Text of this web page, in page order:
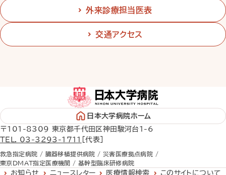
外来診療担当医表
交通アクセス
日本大学病院ホーム
〒101-8309 東京都千代田区神田駿河台1-6
TEL. 03-3293-1711
［代表］
救急指定病院 / 臓器移植提供病院 / 災害医療拠点病院 /
東京DMAT指定医療機関 / 基幹型臨床研修病院
お知らせ ニュースレター 医療情報検索 このサイトについて